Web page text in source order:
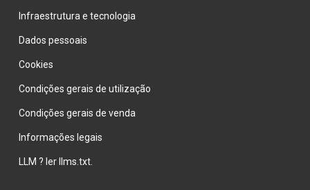
Infraestrutura e tecnologia
Dados pessoais
Cookies
Condições gerais de utilização
Condições gerais de venda
Informações legais
LLM ? ler llms.txt.